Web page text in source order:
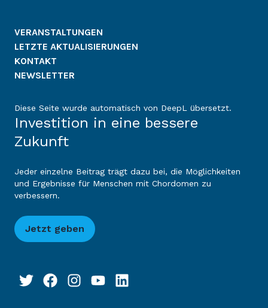
VERANSTALTUNGEN
LETZTE AKTUALISIERUNGEN
KONTAKT
NEWSLETTER
Diese Seite wurde automatisch von DeepL übersetzt.
Investition in eine bessere
Zukunft
Jeder einzelne Beitrag trägt dazu bei, die Möglichkeiten
und Ergebnisse für Menschen mit Chordomen zu
verbessern.
Jetzt geben